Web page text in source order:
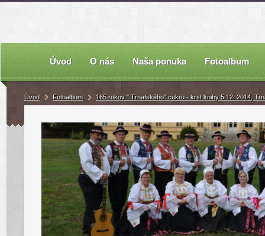
Úvod O nás Naša ponuka Fotoalbum
Úvod Fotoalbum 165 rokov " Trnafského" cukru - krst knihy 5.12. 2014,